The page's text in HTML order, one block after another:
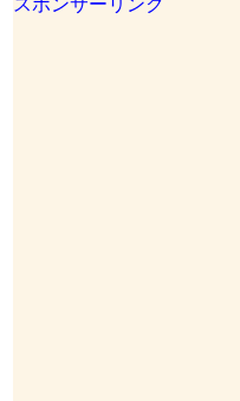
スポンサーリンク